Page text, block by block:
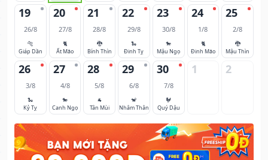
19
26/8
🐅
Giáp Dần
20
27/8
🐈
Ất Mão
21
28/8
🐉
Bính Thìn
22
29/8
🐍
Đinh Tỵ
23
30/8
🐎
Mậu Ngọ
24
1/8
🐈
Đinh Mão
25
2/8
🐉
Mậu Thìn
26
3/8
🐍
Kỷ Tỵ
27
4/8
🐎
Canh Ngọ
28
5/8
🐐
Tân Mùi
29
6/8
🐒
Nhâm Thân
30
7/8
🐓
Quý Dậu
1 2